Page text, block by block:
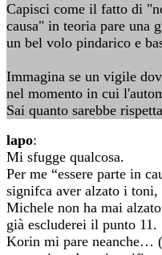
Capisci come il fatto di
causa" in teoria pare una
un bel volo pindarico e
Immagina se un vigile
nel momento in cui
Sai quanto sarebbe
lapo:
Mi sfugge qualcosa.
Per me “essere parte in
signifca aver alzato i
Michele non ha mai
già escluderei il punto 11.
Korin mi pare neanche…